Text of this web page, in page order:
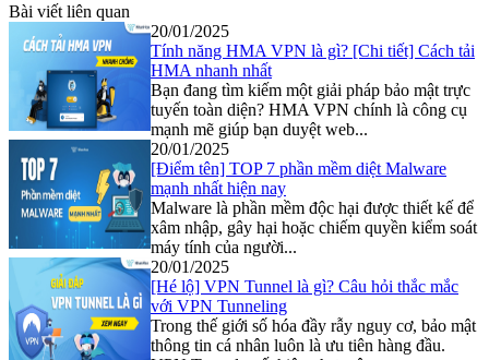
Bài viết liên quan
20/01/2025
Tính năng HMA VPN là gì? [Chi tiết] Cách tải
HMA nhanh nhất
Bạn đang tìm kiếm một giải pháp bảo mật trực
tuyến toàn diện? HMA VPN chính là công cụ
mạnh mẽ giúp bạn duyệt web...
20/01/2025
[Điểm tên] TOP 7 phần mềm diệt Malware
mạnh nhất hiện nay
Malware là phần mềm độc hại được thiết kế để
xâm nhập, gây hại hoặc chiếm quyền kiểm soát
máy tính của người...
20/01/2025
[Hé lộ] VPN Tunnel là gì? Câu hỏi thắc mắc
với VPN Tunneling
Trong thế giới số hóa đầy rẫy nguy cơ, bảo mật
thông tin cá nhân luôn là ưu tiên hàng đầu.